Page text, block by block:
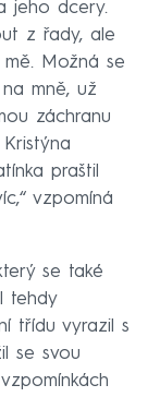
jeho dcery.
z řady, ale
Možná se
mně, už
záchranu
praštil
vzpomíná
se také
tehdy
třídu vyrazil s
se svou